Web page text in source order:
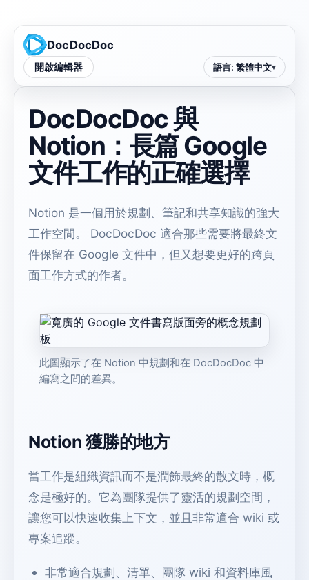
DocDocDoc
開啟編輯器 語言: 繁體中文
DocDocDoc 與
Notion：長篇 Google
文件工作的正確選擇
Notion 是一個用於規劃、筆記和共享知識的強大
工作空間。 DocDocDoc 適合那些需要將最終文
件保留在 Google 文件中，但又想要更好的跨頁
面工作方式的作者。
此圖顯示了在 Notion 中規劃和在 DocDocDoc 中
編寫之間的差異。
Notion 獲勝的地方
當工作是組織資訊而不是潤飾最終的散文時，概
念是極好的。它為團隊提供了靈活的規劃空間，
讓您可以快速收集上下文，並且非常適合 wiki 或
專案追蹤。
非常適合規劃、清單、團隊 wiki 和資料庫風